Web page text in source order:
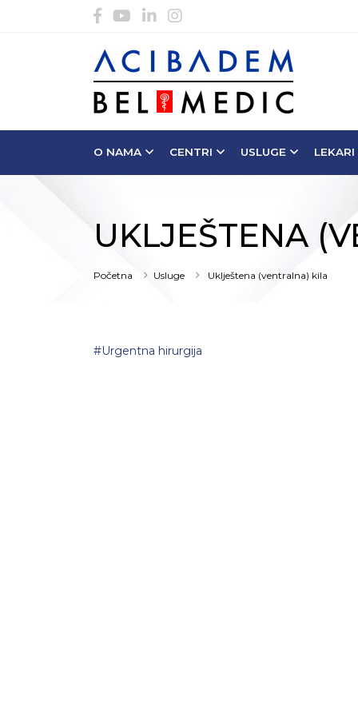
O NAMA CENTRI USLUGE LEKARI
UKLJEŠTENA
Početna Usluge Uklještena (ventralna) kila
#Urgentna hirurgija